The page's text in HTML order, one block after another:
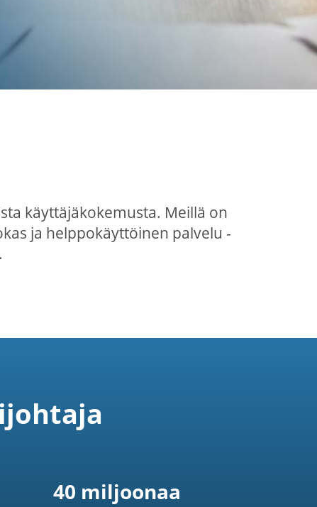
käyttäjäkokemusta. Meillä on
ja helppokäyttöinen palvelu -
40 miljoonaa